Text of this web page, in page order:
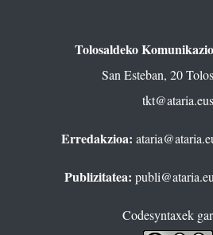
Tolosaldeko
San Esteban, 20
tkt@ataria.eus
Erredakzioa:
Publizitatea:
Codesyntaxek